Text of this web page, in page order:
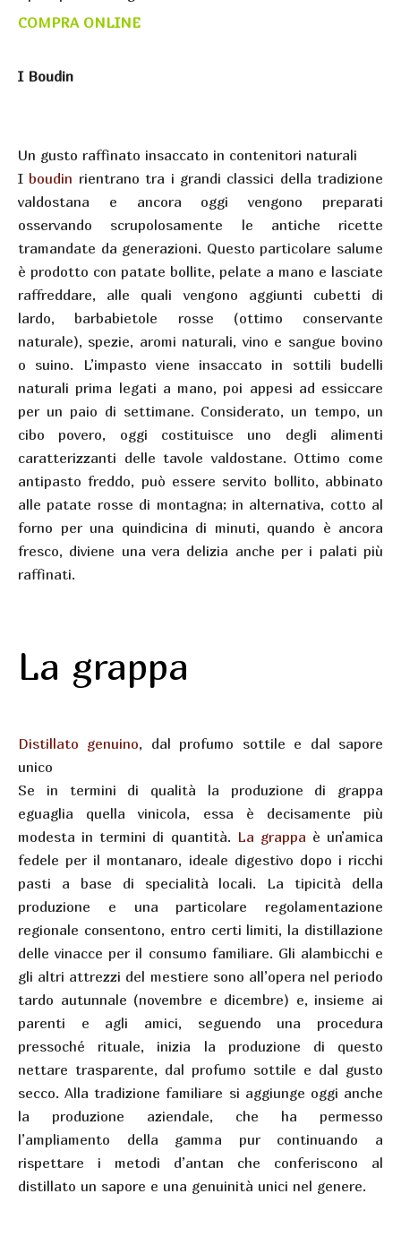
COMPRA ONLINE
I Boudin
Un gusto raffinato insaccato in contenitori naturali
I boudin rientrano tra i grandi classici della tradizione
valdostana e ancora oggi vengono preparati
osservando scrupolosamente le antiche ricette
tramandate da generazioni. Questo particolare salume
è prodotto con patate bollite, pelate a mano e lasciate
raffreddare, alle quali vengono aggiunti cubetti di
lardo, barbabietole rosse (ottimo conservante
naturale), spezie, aromi naturali, vino e sangue bovino
o suino. L’impasto viene insaccato in sottili budelli
naturali prima legati a mano, poi appesi ad essiccare
per un paio di settimane. Considerato, un tempo, un
cibo povero, oggi costituisce uno degli alimenti
caratterizzanti delle tavole valdostane. Ottimo come
antipasto freddo, può essere servito bollito, abbinato
alle patate rosse di montagna; in alternativa, cotto al
forno per una quindicina di minuti, quando è ancora
fresco, diviene una vera delizia anche per i palati più
raffinati.
La grappa
Distillato genuino, dal profumo sottile e dal sapore
unico
Se in termini di qualità la produzione di grappa
eguaglia quella vinicola, essa è decisamente più
modesta in termini di quantità. La grappa è un’amica
fedele per il montanaro, ideale digestivo dopo i ricchi
pasti a base di specialità locali. La tipicità della
produzione e una particolare regolamentazione
regionale consentono, entro certi limiti, la distillazione
delle vinacce per il consumo familiare. Gli alambicchi e
gli altri attrezzi del mestiere sono all’opera nel periodo
tardo autunnale (novembre e dicembre) e, insieme ai
parenti e agli amici, seguendo una procedura
pressoché rituale, inizia la produzione di questo
nettare trasparente, dal profumo sottile e dal gusto
secco. Alla tradizione familiare si aggiunge oggi anche
la produzione aziendale, che ha permesso
l’ampliamento della gamma pur continuando a
rispettare i metodi d’antan che conferiscono al
distillato un sapore e una genuinità unici nel genere.